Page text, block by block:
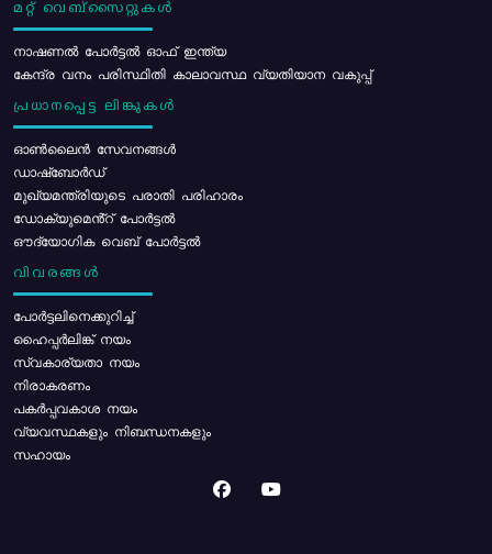
മറ്റ് വെബ്സൈറ്റുകൾ
നാഷണൽ പോർട്ടൽ ഓഫ് ഇന്ത്യ
കേന്ദ്ര വനം പരിസ്ഥിതി കാലാവസ്ഥ വ്യതിയാന വകുപ്പ്
പ്രധാനപ്പെട്ട ലിങ്കുകൾ
ഓൺലൈൻ സേവനങ്ങൾ
ഡാഷ്ബോർഡ്
മുഖ്യമന്ത്രിയുടെ പരാതി പരിഹാരം
ഡോക്യുമെൻ്റ് പോർട്ടൽ
ഔദ്യോഗിക വെബ് പോർട്ടൽ
വിവരങ്ങൾ
പോര്‍ട്ടലിനെക്കുറിച്ച്
ഹൈപ്പർലിങ്ക് നയം
സ്വകാര്യതാ നയം
നിരാകരണം
പകർപ്പവകാശ നയം
വ്യവസ്ഥകളും നിബന്ധനകളും
സഹായം